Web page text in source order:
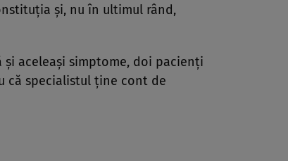
şi, nu în ultimul rând,
şi aceleaşi simptome, doi pacienţi
că specialistul ţine cont de